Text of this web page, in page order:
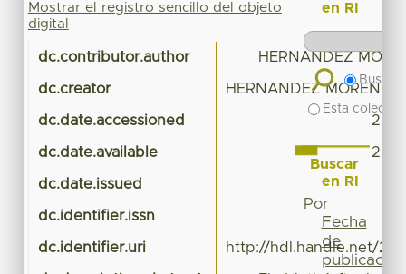
Mostrar el registro sencillo del objeto
digital
dc.contributor.author HERNANDEZ
dc.creator HERNANDEZ MORENO,
dc.date.accessioned
dc.date.available
dc.date.issued
dc.identifier.issn
dc.identifier.uri http://hdl.handle.net/
en RI
Buscar
Esta
Buscar
en RI
Por
Fecha
de
publicación